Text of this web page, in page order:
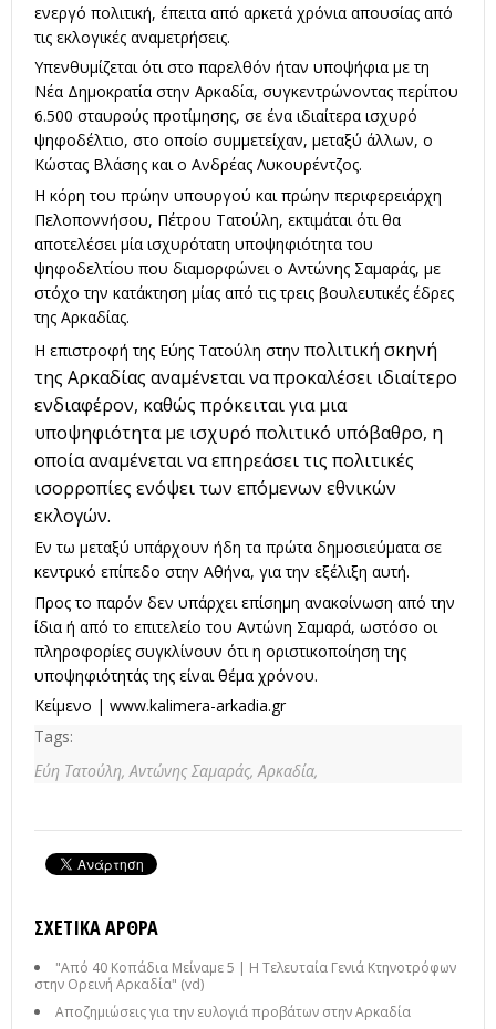
ενεργό πολιτική, έπειτα από αρκετά χρόνια απουσίας από
τις εκλογικές αναμετρήσεις.
Υπενθυμίζεται ότι στο παρελθόν ήταν υποψήφια με τη
Νέα Δημοκρατία στην Αρκαδία, συγκεντρώνοντας περίπου
6.500 σταυρούς προτίμησης, σε ένα ιδιαίτερα ισχυρό
ψηφοδέλτιο, στο οποίο συμμετείχαν, μεταξύ άλλων, ο
Κώστας Βλάσης και ο Ανδρέας Λυκουρέντζος.
Η κόρη του πρώην υπουργού και πρώην περιφερειάρχη
Πελοποννήσου, Πέτρου Τατούλη, εκτιμάται ότι θα
αποτελέσει μία ισχυρότατη υποψηφιότητα του
ψηφοδελτίου που διαμορφώνει ο Αντώνης Σαμαράς, με
στόχο την κατάκτηση μίας από τις τρεις βουλευτικές έδρες
της Αρκαδίας.
Η επιστροφή της Εύης Τατούλη στην πολιτική σκηνή
της Αρκαδίας αναμένεται να προκαλέσει ιδιαίτερο
ενδιαφέρον, καθώς πρόκειται για μια
υποψηφιότητα με ισχυρό πολιτικό υπόβαθρο, η
οποία αναμένεται να επηρεάσει τις πολιτικές
ισορροπίες ενόψει των επόμενων εθνικών
εκλογών.
Εν τω μεταξύ υπάρχουν ήδη τα πρώτα δημοσιεύματα σε
κεντρικό επίπεδο στην Αθήνα, για την εξέλιξη αυτή.
Προς το παρόν δεν υπάρχει επίσημη ανακοίνωση από την
ίδια ή από το επιτελείο του Αντώνη Σαμαρά, ωστόσο οι
πληροφορίες συγκλίνουν ότι η οριστικοποίηση της
υποψηφιότητάς της είναι θέμα χρόνου.
Κείμενο | www.kalimera-arkadia.gr
Tags:
Εύη Τατούλη,Αντώνης Σαμαράς,Αρκαδία,
ΣΧΕΤΙΚΆ ΆΡΘΡΑ
"Από 40 Κοπάδια Μείναμε 5 | Η Τελευταία Γενιά Κτηνοτρόφων
στην Ορεινή Αρκαδία" (vd)
Αποζημιώσεις για την ευλογιά προβάτων στην Αρκαδία